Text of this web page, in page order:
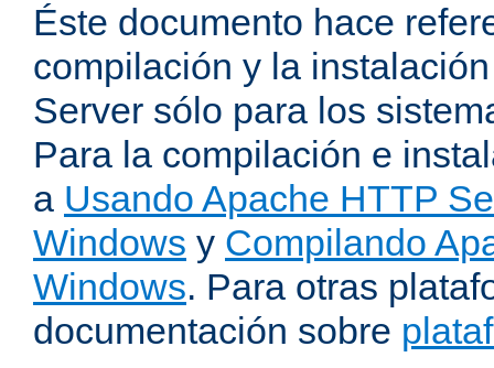
Éste documento hace
compilación y la
Server sólo para los
Para la compilación e
a Usando Apache HTTP
Windows y Compilando
Windows. Para otras
documentación sobre